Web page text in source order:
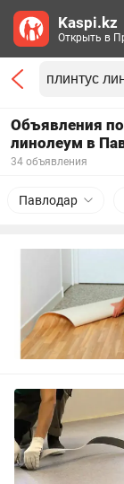
Объявления
линолеум в
34 объявления
Павлодар
Kaspi.kz
Открыть в